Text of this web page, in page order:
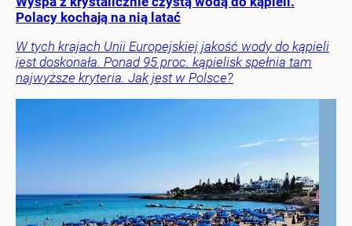
Polacy kochają na nią latać
W tych krajach Unii Europejskiej jakość wody do kąpieli
jest doskonała. Ponad 95 proc. kąpielisk spełnia tam
najwyższe kryteria. Jak jest w Polsce?